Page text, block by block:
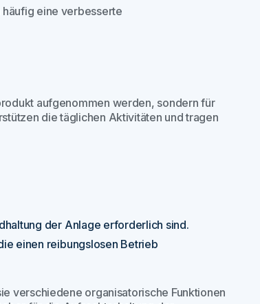
eine verbesserte
aufgenommen werden, sondern für
die täglichen Aktivitäten und tragen
der Anlage erforderlich sind.
einen reibungslosen Betrieb
verschiedene organisatorische Funktionen